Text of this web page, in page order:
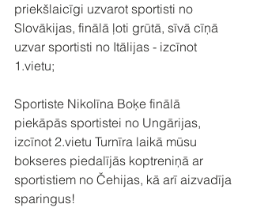
priekšlaicīgi uzvarot sportisti no
Slovākijas, finālā ļoti grūtā, sīvā cīņā
uzvar sportisti no Itālijas - izcīnot
1.vietu;
Sportiste Nikolīna Boķe finālā
piekāpās sportistei no Ungārijas,
izcīnot 2.vietu Turnīra laikā mūsu
bokseres piedalījās koptreniņā ar
sportistiem no Čehijas, kā arī aizvadīja
sparingus!